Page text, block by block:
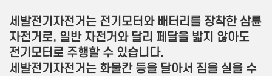
세발전기자전거는 전기모터와 배터리를 장착한 삼륜
자전거로, 일반 자전거와 달리 페달을 밟지 않아도
전기모터로 주행할 수 있습니다.
세발전기자전거는 화물칸 등을 달아서 짐을 실을 수